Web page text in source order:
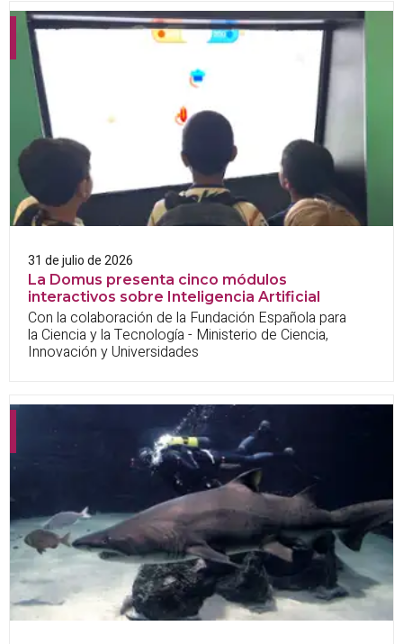
31 de julio de 2026
La Domus presenta cinco módulos
interactivos sobre Inteligencia Artificial
Con la colaboración de la Fundación Española para
la Ciencia y la Tecnología - Ministerio de Ciencia,
Innovación y Universidades